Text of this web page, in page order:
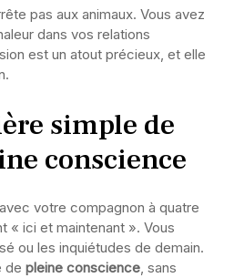
pas aux animaux. Vous avez
dans vos relations
est un atout précieux, et elle
simple de
conscience
votre compagnon à quatre
« ici et maintenant ». Vous
ou les inquiétudes de demain.
de pleine conscience, sans